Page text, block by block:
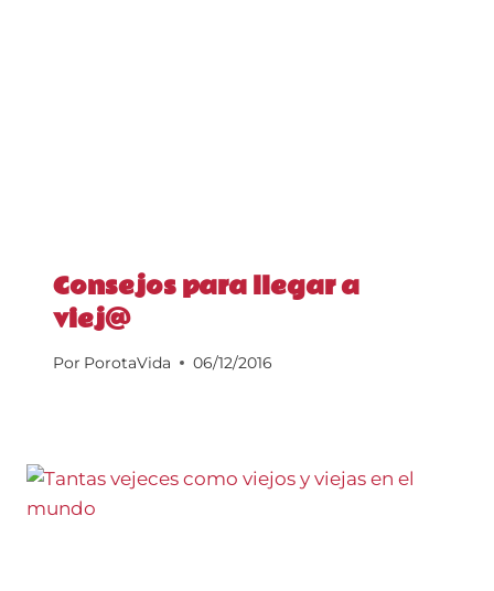
Consejos para llegar a
viej@
Por PorotaVida 06/12/2016